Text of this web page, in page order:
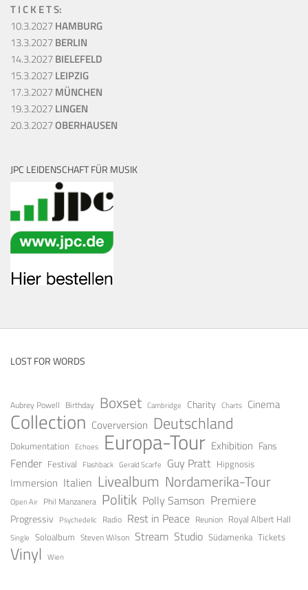
T I C K E T S:
10.3.2027HAMBURG
13.3.2027BERLIN
14.3.2027BIELEFELD
15.3.2027LEIPZIG
17.3.2027MÜNCHEN
19.3.2027LINGEN
20.3.2027OBERHAUSEN
JPC LEIDENSCHAFT FÜR MUSIK
LOST FOR WORDS
Aubrey Powell Birthday Boxset Cambridge Charity Charts Cinema
Collection Coverversion Deutschland
Dokumentation Echoes Europa-Tour Exhibition Fans
Fender Festival Flashback Gerald Scarfe Guy Pratt Hipgnosis
Immersion Italien Livealbum Nordamerika-Tour
Open Air Phil Manzanera Politik Polly Samson Premiere
Progressiv Psychedelic Radio Rest in Peace Reunion Royal Albert Hall
Single Soloalbum Steven Wilson Stream Studio Südamerika Tickets
Vinyl Wien